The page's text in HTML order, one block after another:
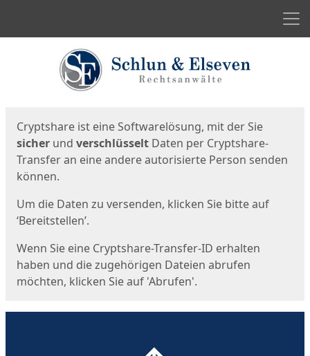
Cryptshare ist eine Softwarelösung, mit der Sie
sicher und verschlüsselt Daten per Cryptshare-
Transfer an eine andere autorisierte Person senden
können.
Um die Daten zu versenden, klicken Sie bitte auf
‘Bereitstellen’.
Wenn Sie eine Cryptshare-Transfer-ID erhalten
haben und die zugehörigen Dateien abrufen
möchten, klicken Sie auf 'Abrufen'.